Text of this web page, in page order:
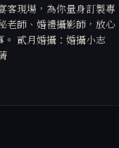
客現場，為你量身訂製專
老師、婚禮攝影師，放心
貳月婚攝：婚攝小志